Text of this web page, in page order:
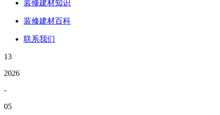
装修建材知识
装修建材百科
联系我们
13
2026
-
05